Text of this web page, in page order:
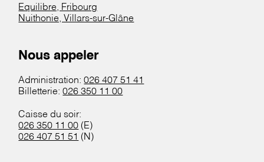
Equilibre, Fribourg
Nuithonie, Villars-sur-Glâne
Nous appeler
Administration:026 407 51 41
Billetterie:026 350 11 00
Caisse du soir:
026 350 11 00 (E)
026 407 51 51 (N)